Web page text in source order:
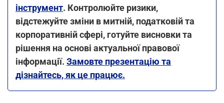
інструмент. Контролюйте ризики,
відстежуйте зміни в митній, податковій та
корпоративній сфері, готуйте висновки та
рішення на основі актуальної правової
інформації. Замовте презентацію та
дізнайтесь, як це працює.